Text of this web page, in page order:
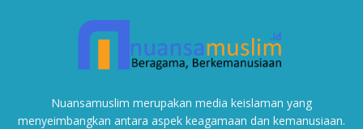
Nuansamuslim merupakan media keislaman yang
menyeimbangkan antara aspek keagamaan dan kemanusiaan.